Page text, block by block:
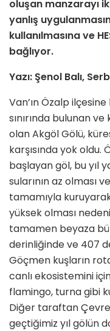
oluşan manzarayı
yanlış
kullanılmasına ve
bağlıyor.
Yazı: Şenol Balı,
Van’ın Özalp
sınırında bulunan
olan Akgöl Gölü,
karşısında yok
başlayan göl, bu yıl
sularının az olması
tamamıyla
yüksek olması
tamamen beyaza
derinliğinde ve 407
Göçmen kuşların
canlı ekosistemini
flamingo, turna gibi
Diğer taraftan Çevre
geçtiğimiz yıl gölün